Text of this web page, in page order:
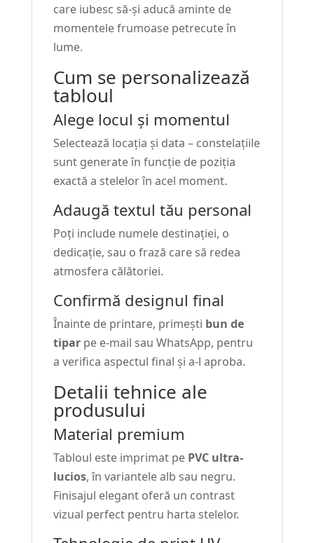
care iubesc să-și aducă aminte de
momentele frumoase petrecute în
lume.
Cum se personalizează
tabloul
Alege locul și momentul
Selectează locația și data – constelațiile
sunt generate în funcție de poziția
exactă a stelelor în acel moment.
Adaugă textul tău personal
Poți include numele destinației, o
dedicație, sau o frază care să redea
atmosfera călătoriei.
Confirmă designul final
Înainte de printare, primești bun de
tiparpe e-mail sau WhatsApp, pentru
a verifica aspectul final și a-l aproba.
Detalii tehnice ale
produsului
Material premium
Tabloul este imprimat pe PVC ultra-
lucios, în variantele alb sau negru.
Finisajul elegant oferă un contrast
vizual perfect pentru harta stelelor.